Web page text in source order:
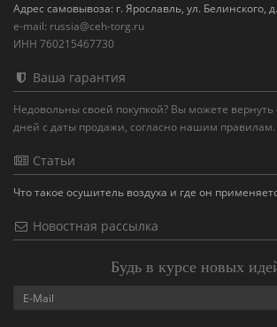
Адрес самовывоза: г. Ярославль, ул. Белинского,
e-mail: russia@ceh-torg.ru
ИНН 760215467730
Ваша гарантия
Недовольны своей покупкой? Вы можете вернуть
дней с даты продажи, согласно нашим правилам.
Статьи
Что такое осушитель воздуха и где он
Новостная рассылка
Будь в курсе новых